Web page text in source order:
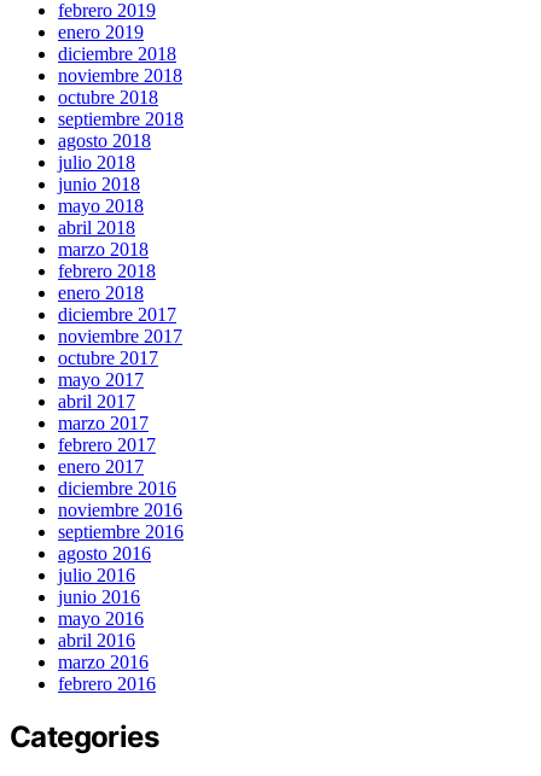
febrero 2019
enero 2019
diciembre 2018
noviembre 2018
octubre 2018
septiembre 2018
agosto 2018
julio 2018
junio 2018
mayo 2018
abril 2018
marzo 2018
febrero 2018
enero 2018
diciembre 2017
noviembre 2017
octubre 2017
mayo 2017
abril 2017
marzo 2017
febrero 2017
enero 2017
diciembre 2016
noviembre 2016
septiembre 2016
agosto 2016
julio 2016
junio 2016
mayo 2016
abril 2016
marzo 2016
febrero 2016
Categories